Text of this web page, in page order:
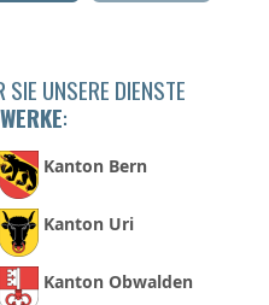
SIE UNSERE DIENSTE
:
Kanton Bern
Kanton Uri
Kanton Obwalden